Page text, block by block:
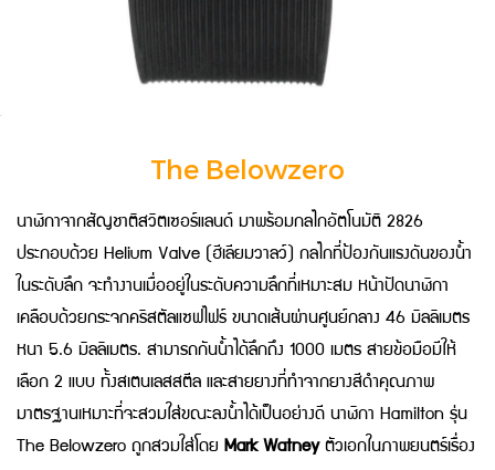
The Belowzero
นาฬิกาจากสัญชาติสวิตเซอร์แลนด์ มาพร้อมกลไกอัตโนมัติ 2826
ประกอบด้วย Helium Valve (ฮีเลียมวาลว์) กลไกที่ป้องกันแรงดันของน้ำ
ในระดับลึก จะทำงานเมื่ออยู่ในระดับความลึกที่เหมาะสม หน้าปัดนาฬิกา
เคลือบด้วยกระจกคริสตัลแซฟไฟร์ ขนาดเส้นผ่านศูนย์กลาง 46 มิลลิเมตร
หนา 5.6 มิลลิเมตร. สามารถกันน้ำได้ลึกถึง 1000 เมตร สายข้อมือมีให้
เลือก 2 แบบ ทั้งสเตนเลสสตีล และสายยางที่ทำจากยางสีดำคุณภาพ
มาตรฐานเหมาะที่จะสวมใส่ขณะลงน้ำได้เป็นอย่างดี นาฬิกา Hamilton รุ่น
The Belowzero ถูกสวมใส่โดย Mark Watneyตัวเอกในภาพยนตร์เรื่อง